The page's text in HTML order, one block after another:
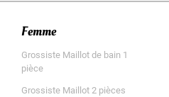
Femme
Grossiste Maillot de bain 1
pièce
Grossiste Maillot 2 pièces